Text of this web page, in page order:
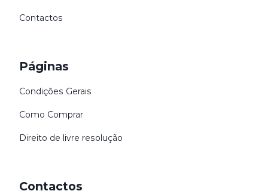
Contactos
Páginas
Condições Gerais
Como Comprar
Direito de livre resolução
Contactos